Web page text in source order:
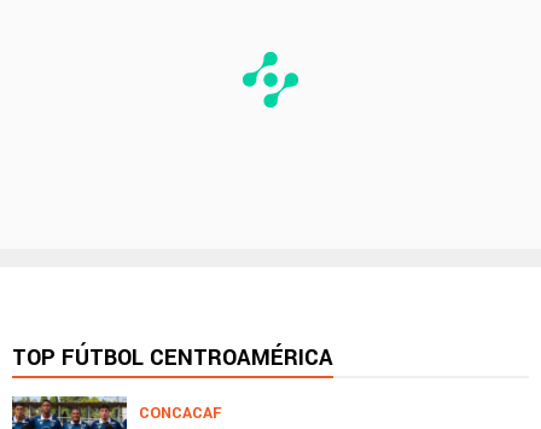
TOP FÚTBOL CENTROAMÉRICA
CONCACAF